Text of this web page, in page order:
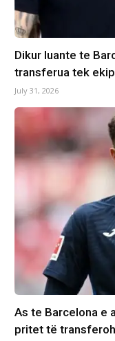
Dikur luante te
transferua tek
July 31, 2026
As te Barcelona e
pritet të